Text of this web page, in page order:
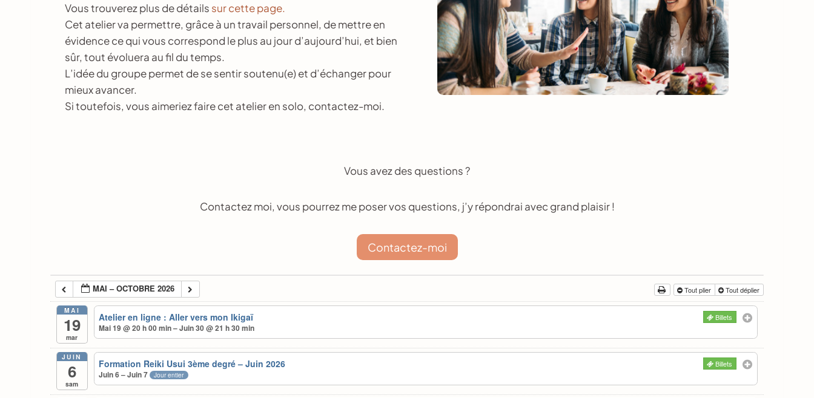
Vous trouverez plus de détails sur cette page.
Cet atelier va permettre, grâce à un travail personnel, de mettre en
évidence ce qui vous correspond le plus au jour d’aujourd’hui, et bien
sûr, tout évoluera au fil du temps.
L’idée du groupe permet de se sentir soutenu(e) et d’échanger pour
mieux avancer.
Si toutefois, vous aimeriez faire cet atelier en solo, contactez-moi.
Vous avez des questions ?
Contactez moi, vous pourrez me poser vos questions, j’y répondrai avec grand plaisir !
Contactez-moi
MAI – OCTOBRE 2026 Tout plier Tout déplier
MAI
19
mar
Atelier en ligne : Aller vers mon Ikigaï Billets
Mai 19 @ 20 h 00 min – Juin 30 @ 21 h 30 min
JUIN
6
sam
Formation Reiki Usui 3ème degré – Juin 2026 Billets
Juin 6 – Juin 7 Jour entier